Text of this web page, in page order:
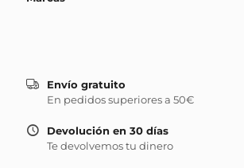
Envío gratuito
En pedidos superiores a 50€
Devolución en 30 días
Te devolvemos tu dinero